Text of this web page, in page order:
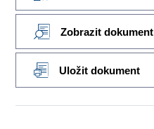
Zobrazit dokument
Uložit dokument